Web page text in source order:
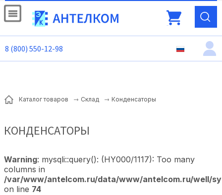
8 (800) 550-12-98
Каталог товаров Склад Конденсаторы
КОНДЕНСАТОРЫ
Warning: mysqli::query(): (HY000/1117): Too many
columns in
/var/www/antelcom.ru/data/www/antelcom.ru/well/
on line 74